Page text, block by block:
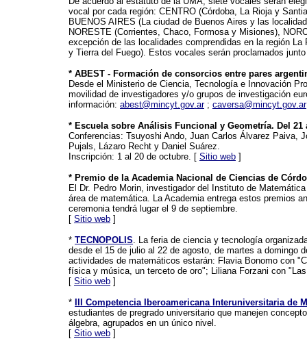
vocal por cada región: CENTRO (Córdoba, La Rioja y
BUENOS AIRES (La ciudad de Buenos Aires y las
NORESTE (Corrientes, Chaco, Formosa y Misiones),
excepción de las localidades comprendidas en la región
y Tierra del Fuego). Estos vocales serán proclamados
* ABEST - Formación de consorcios entre pares
Desde el Ministerio de Ciencia, Tecnología e Innovación
movilidad de investigadores y/o grupos de investigación
información: abest@mincyt.gov.ar; caversa@mincyt.gov.ar
* Escuela sobre Análisis Funcional y Geometría. Del
Conferencias: Tsuyoshi Ando, Juan Carlos Álvarez Paiva,
Pujals, Lázaro Recht y Daniel Suárez.
Inscripción: 1 al 20 de octubre. [ Sitio web ]
* Premio de la Academia Nacional de Ciencias de
El Dr. Pedro Morin, investigador del Instituto de
área de matemática. La Academia entrega estos premios
ceremonia tendrá lugar el 9 de septiembre.
[ Sitio web ]
* TECNOPOLIS. La feria de ciencia y tecnología
desde el 15 de julio al 22 de agosto, de martes a domingo
actividades de matemáticos estarán: Flavia Bonomo con
física y música, un terceto de oro"; Liliana Forzani con
[ Sitio web ]
*
III Competencia Iberoamericana Interuniversitaria de
estudiantes de pregrado universitario que manejen
álgebra, agrupados en un único nivel.
[ Sitio web ]